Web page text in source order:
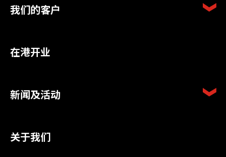
我们的客户
在港开业
新闻及活动
关于我们